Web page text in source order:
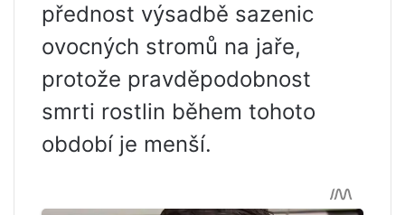
přednost výsadbě sazenic
ovocných stromů na jaře,
protože pravděpodobnost
smrti rostlin během tohoto
období je menší.